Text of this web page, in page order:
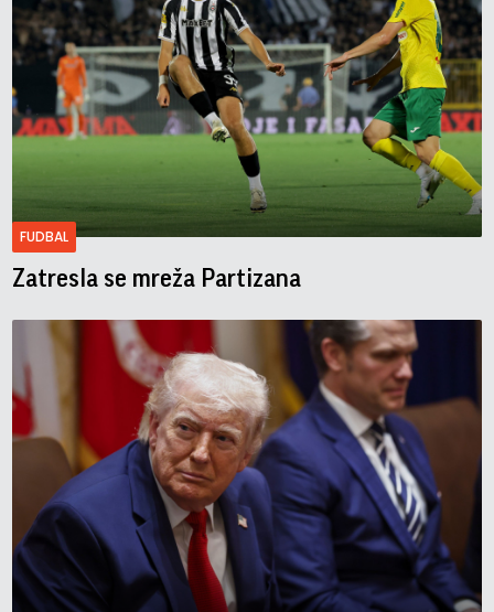
FUDBAL
Zatresla se mreža Partizana